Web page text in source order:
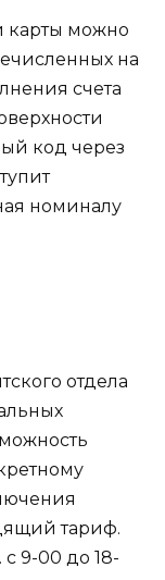
карты можно
на
счета
код через
номиналу
отдела
тариф.
9-00 до 18-